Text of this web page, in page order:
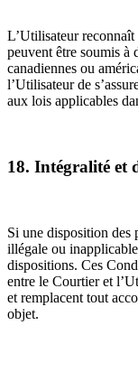
L’Utilisateur
peuvent être soumis à
canadiennes ou
l’Utilisateur de
aux lois applicables
18. Intégralité et
Si une disposition des
illégale ou
dispositions. Ces
entre le Courtier et
et remplacent tout
objet.